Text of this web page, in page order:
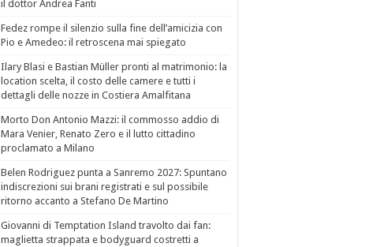
il dottor Andrea Fanti
Fedez rompe il silenzio sulla fine dell’amicizia con
Pio e Amedeo: il retroscena mai spiegato
Ilary Blasi e Bastian Müller pronti al matrimonio: la
location scelta, il costo delle camere e tutti i
dettagli delle nozze in Costiera Amalfitana
Morto Don Antonio Mazzi: il commosso addio di
Mara Venier, Renato Zero e il lutto cittadino
proclamato a Milano
Belen Rodriguez punta a Sanremo 2027: Spuntano
indiscrezioni sui brani registrati e sul possibile
ritorno accanto a Stefano De Martino
Giovanni di Temptation Island travolto dai fan:
maglietta strappata e bodyguard costretti a